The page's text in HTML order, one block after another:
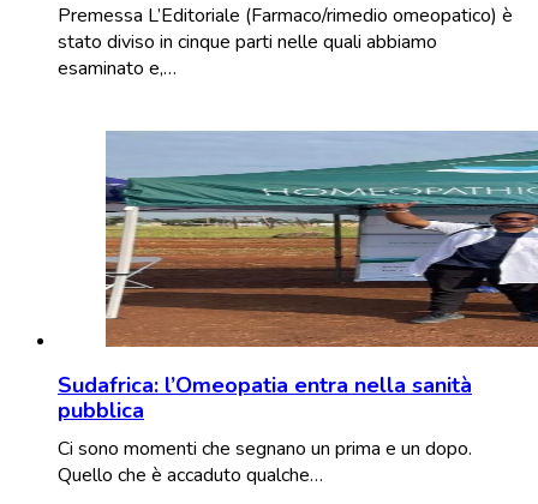
Premessa L’Editoriale (Farmaco/rimedio omeopatico) è
stato diviso in cinque parti nelle quali abbiamo
esaminato e,…
Sudafrica: l’Omeopatia entra nella sanità
pubblica
Ci sono momenti che segnano un prima e un dopo.
Quello che è accaduto qualche…